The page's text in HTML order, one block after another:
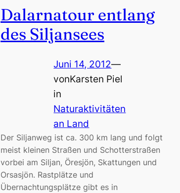
Dalarnatour entlang
des Siljansees
Juni 14, 2012—
vonKarsten Piel
in
Naturaktivitäten
an Land
Der Siljanweg ist ca. 300 km lang und folgt
meist kleinen Straßen und Schotterstraßen
vorbei am Siljan, Öresjön, Skattungen und
Orsasjön. Rastplätze und
Übernachtungsplätze gibt es in